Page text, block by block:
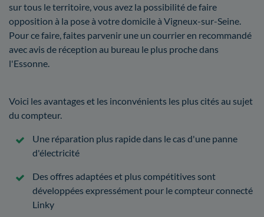
sur tous le territoire, vous avez la possibilité de faire
opposition à la pose à votre domicile à Vigneux-sur-Seine.
Pour ce faire, faites parvenir une un courrier en recommandé
avec avis de réception au bureau le plus proche dans
l'Essonne.
Voici les avantages et les inconvénients les plus cités au sujet
du compteur.
Une réparation plus rapide dans le cas d'une panne
d'électricité
Des offres adaptées et plus compétitives sont
développées expressément pour le compteur connecté
Linky